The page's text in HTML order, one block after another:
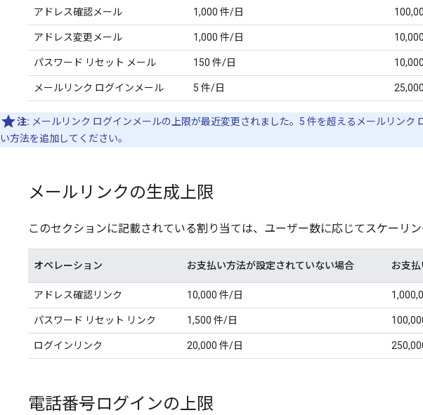
アドレス確認メール 1,000 件/日
アドレス変更メール 1,000 件/日
パスワード リセット メール 150 件/日
メールリンク ログインメール 5 件/日
注: メールリンク ログインメールの上限が最近変更されました。5 件を超えるメールリンク
い方法を追加してください。
メールリンクの生成上限
このセクションに記載されている割り当ては、ユーザー数に応じてスケーリン
オペレーション お支払い方法が設定されていない場合 お支
アドレス確認リンク 10,000 件/日
パスワード リセット リンク 1,500 件/日
ログインリンク 20,000 件/日
電話番号ログインの上限